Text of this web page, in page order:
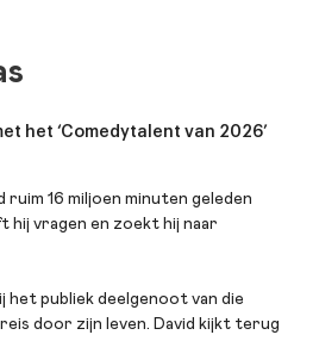
het ‘Comedytalent van 2026’
ruim 16 miljoen minuten geleden
hij vragen en zoekt hij naar
het publiek deelgenoot van die
door zijn leven. David kijkt terug